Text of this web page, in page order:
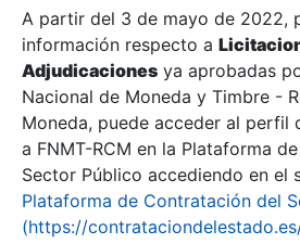
Mostra/Amaga
Mostra/Amaga
A partir del 3 de mayo de 2022,
información respecto a
Adjudicaciones ya aprobadas
Nacional de Moneda y Timbre -
Moneda, puede acceder al perfil
a FNMT-RCM en la Plataforma
Sector Público accediendo en el
Plataforma de Contratación del
(https://